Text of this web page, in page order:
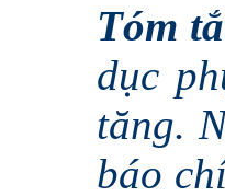
Tóm
dục
tăng.
báo